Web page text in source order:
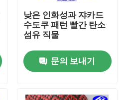
낮은 인화성과 쟈카드
수도쿠 패턴 빨간 탄소
섬유 직물
문의 보내기